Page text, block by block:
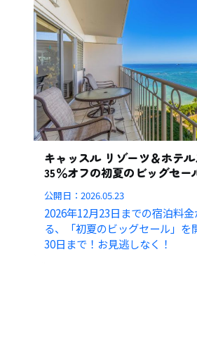
キャッスル リゾーツ＆ホテ
35％オフの初夏のビッグセー
公開日：2026.05.23
2026年12月23日までの宿泊料
る、「初夏のビッグセール」を
30日まで！お見逃しなく！